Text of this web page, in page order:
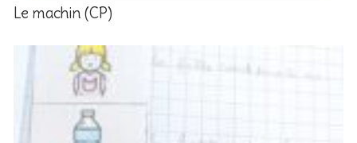
Le machin (CP)